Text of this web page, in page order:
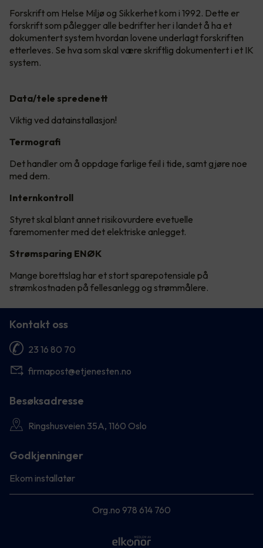
Forskrift om Helse Miljø og Sikkerhet kom i 1992. Dette er
forskrift som pålegger alle bedrifter her i landet å ha et
dokumentert system hvordan lovene underlagt forskriften
etterleves. Se hva som skal være skriftlig dokumentert i et IK
system.
Data/tele spredenett
Viktig ved datainstallasjon!
Termografi
Det handler om å oppdage farlige feil i tide, samt gjøre noe
med dem.
Internkontroll
Styret skal blant annet risikovurdere evetuelle
faremomenter med det elektriske anlegget.
Strømsparing ENØK
Mange borettslag har et stort sparepotensiale på
strømkostnaden på fellesanlegg og strømmålere.
Kontakt oss
23 16 80 70
firmapost@etjenesten.no
Besøksadresse
Ringshusveien 35A, 1160 Oslo
Godkjenninger
Ekom installatør
Org.no 978 614 760